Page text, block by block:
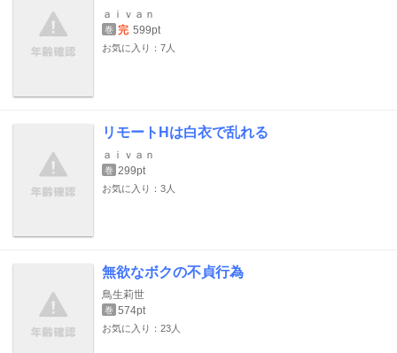
ａｉｖａｎ
巻 完 599pt
お気に入り：7人
リモートHは白衣で乱れる
ａｉｖａｎ
巻 299pt
お気に入り：3人
無欲なボクの不貞行為
鳥生莉世
巻 574pt
お気に入り：23人